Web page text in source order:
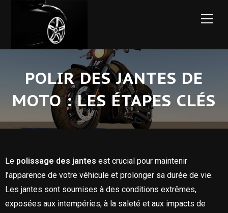
POLIR DES JANTES DE
MOTO : LES ÉTAPES CLÉS
Le polissage des jantes est crucial pour maintenir
l’apparence de votre véhicule et prolonger sa durée de vie.
Les jantes sont soumises à des conditions extrêmes,
exposées aux intempéries, à la saleté et aux impacts de